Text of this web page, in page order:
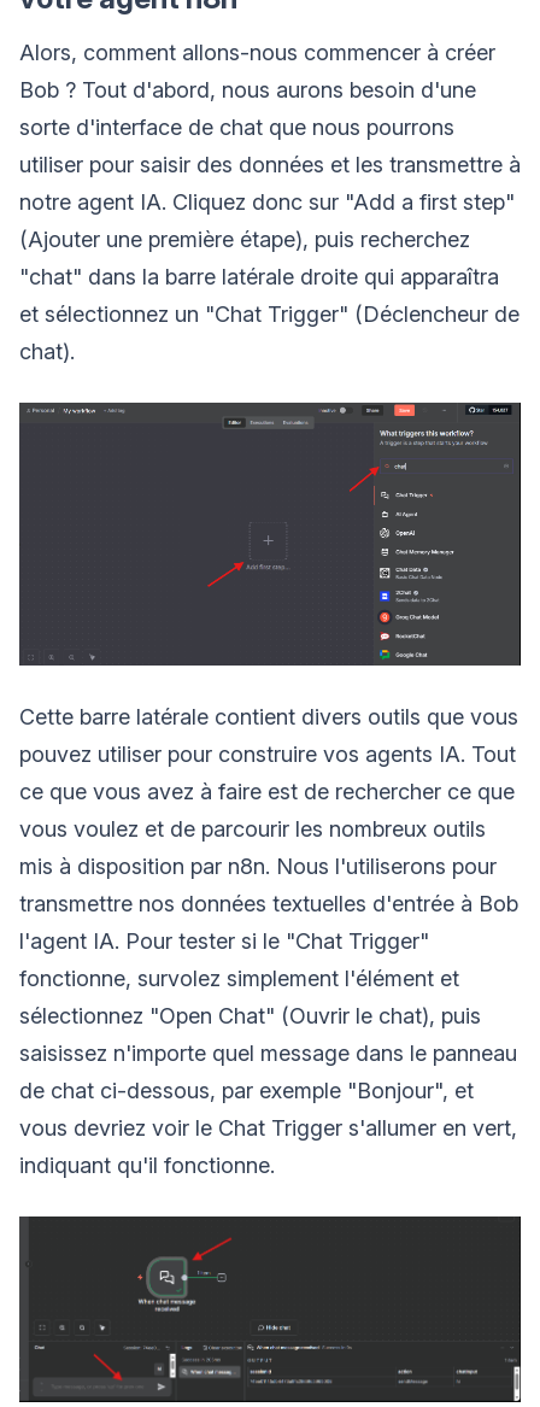
Alors, comment allons-nous commencer à créer
Bob ? Tout d'abord, nous aurons besoin d'une
sorte d'interface de chat que nous pourrons
utiliser pour saisir des données et les transmettre à
notre agent IA. Cliquez donc sur "Add a first step"
(Ajouter une première étape), puis recherchez
"chat" dans la barre latérale droite qui apparaîtra
et sélectionnez un "Chat Trigger" (Déclencheur de
chat).
Cette barre latérale contient divers outils que vous
pouvez utiliser pour construire vos agents IA. Tout
ce que vous avez à faire est de rechercher ce que
vous voulez et de parcourir les nombreux outils
mis à disposition par n8n. Nous l'utiliserons pour
transmettre nos données textuelles d'entrée à Bob
l'agent IA. Pour tester si le "Chat Trigger"
fonctionne, survolez simplement l'élément et
sélectionnez "Open Chat" (Ouvrir le chat), puis
saisissez n'importe quel message dans le panneau
de chat ci-dessous, par exemple "Bonjour", et
vous devriez voir le Chat Trigger s'allumer en vert,
indiquant qu'il fonctionne.